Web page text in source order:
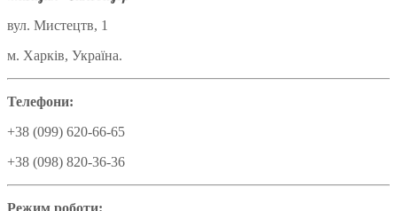
вул. Мистецтв, 1
м. Харків, Україна.
Телефони:
+38 (099) 620-66-65
+38 (098) 820-36-36